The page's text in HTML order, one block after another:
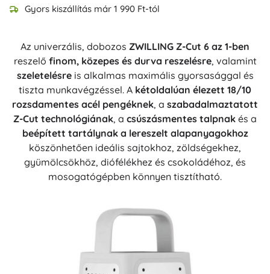
Gyors kiszállítás már 1 990 Ft-tól
Az univerzális, dobozos ZWILLING Z-Cut 6 az 1-ben
reszelő finom, közepes és durva reszelésre, valamint
szeletelésreis alkalmas maximális gyorsasággal és
tiszta munkavégzéssel. A kétoldalúan élezett 18/10
rozsdamentes acél pengéknek, a szabadalmaztatott
Z-Cut technológiának, a csúszásmentes talpnak és a
beépített tartálynak a lereszelt alapanyagokhoz
köszönhetően ideális sajtokhoz, zöldségekhez,
gyümölcsökhöz, diófélékhez és csokoládéhoz, és
mosogatógépben könnyen tisztítható.